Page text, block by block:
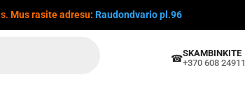
Mus rasite adresu: Raudondvario pl.96
☎SKAMBINKITE
+370 608 24911